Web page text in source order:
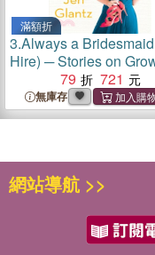
滿額折
3.Always a
Hire) ─ Stories on
Up, Looking for Love,
Walking Down the
Complete Strangers
79 721
無庫存
網站導航 >>